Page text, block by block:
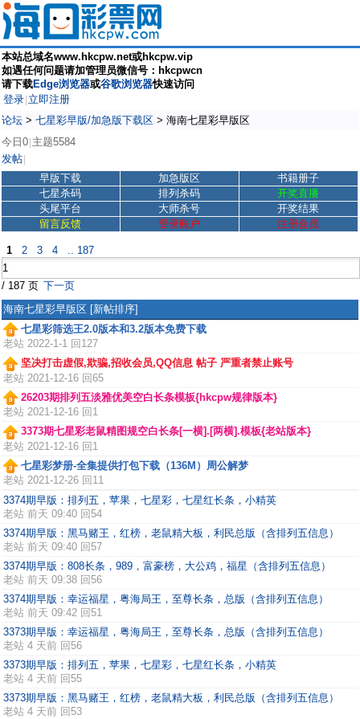
本站总域名www.hkcpw.net或hkcpw.vip
如遇任何问题请加管理员微信号：hkcpwcn
请下载Edge浏览器或谷歌浏览器快速访问
登录 立即注册
论坛 > 七星彩早版/加急版下载区 > 海南七星彩早版区
今日0 主题5584
发帖
早版下载 加急版区
书籍册子
七星杀码
排列杀码
开奖直播
头尾平台
大师杀号
开奖结果
留言反馈
登录账户 注册会员
1 2 3 4 .. 187
/ 187 页 下一页
海南七星彩早版区 [新帖排序]
七星彩筛选王2.0版本和3.2版本免费下载
老站 2022-1-1 回127
坚决打击虚假,欺骗,招收会员,QQ信息 帖子 严重者禁止账号
老站 2021-12-16 回65
26203期排列五淡雅优美空白长条模板{hkcpw规律版本}
老站 2021-12-16 回1
3373期七星彩老鼠精图规空白长条[一横].[两横].模板{老站版本}
老站 2021-12-16 回1
七星彩梦册-全集提供打包下载（136M）周公解梦
老站 2021-12-26 回11
3374期早版：排列五，苹果，七星彩，七星红长条，小精英
老站 前天 09:40 回54
3374期早版：黑马赌王，红榜，老鼠精大板，利民总版（含排列五信息）
老站 前天 09:40 回57
3374期早版：808长条，989，富豪榜，大公鸡，福星（含排列五信息）
老站 前天 09:38 回56
3374期早版：幸运福星，粤海局王，至尊长条，总版（含排列五信息）
老站 前天 09:42 回51
3373期早版：幸运福星，粤海局王，至尊长条，总版（含排列五信息）
老站 4 天前 回56
3373期早版：排列五，苹果，七星彩，七星红长条，小精英
老站 4 天前 回55
3373期早版：黑马赌王，红榜，老鼠精大板，利民总版（含排列五信息）
老站 4 天前 回53